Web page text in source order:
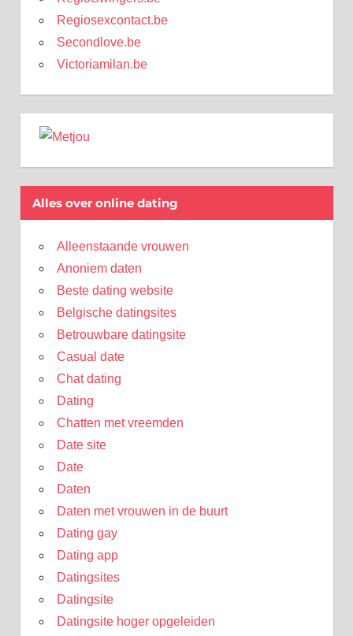
Regiosexcontact.be
Secondlove.be
Victoriamilan.be
Alles over online dating
Alleenstaande vrouwen
Anoniem daten
Beste dating website
Belgische datingsites
Betrouwbare datingsite
Casual date
Chat dating
Dating
Chatten met vreemden
Date site
Date
Daten
Daten met vrouwen in de buurt
Dating gay
Dating app
Datingsites
Datingsite
Datingsite hoger opgeleiden